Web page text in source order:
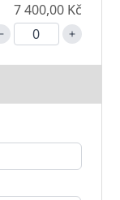
7 400,00 Kč